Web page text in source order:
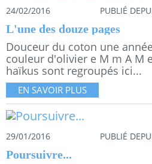
24/02/2016 PUBLIÉ
L'une des douze pages
Douceur du coton une
couleur d'olivier e M m A M
haïkus sont regroupés ici...
EN SAVOIR PLUS
29/01/2016 PUBLIÉ
Poursuivre...